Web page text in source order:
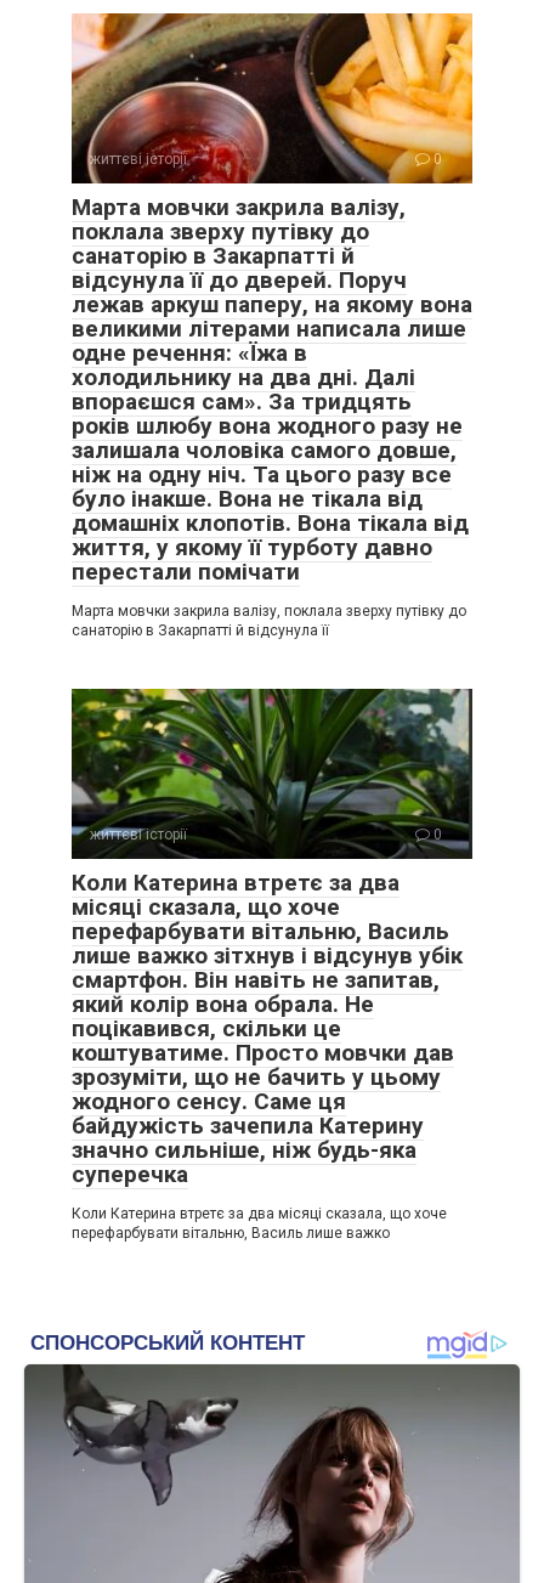
життєві історії 0
Марта мовчки закрила валізу,
поклала зверху путівку до
санаторію в Закарпатті й
відсунула її до дверей. Поруч
лежав аркуш паперу, на якому вона
великими літерами написала лише
одне речення: «Їжа в
холодильнику на два дні. Далі
впораєшся сам». За тридцять
років шлюбу вона жодного разу не
залишала чоловіка самого довше,
ніж на одну ніч. Та цього разу все
було інакше. Вона не тікала від
домашніх клопотів. Вона тікала від
життя, у якому її турботу давно
перестали помічати
Марта мовчки закрила валізу, поклала зверху путівку до
санаторію в Закарпатті й відсунула її
життєві історії 0
Коли Катерина втретє за два
місяці сказала, що хоче
перефарбувати вітальню, Василь
лише важко зітхнув і відсунув убік
смартфон. Він навіть не запитав,
який колір вона обрала. Не
поцікавився, скільки це
коштуватиме. Просто мовчки дав
зрозуміти, що не бачить у цьому
жодного сенсу. Саме ця
байдужість зачепила Катерину
значно сильніше, ніж будь-яка
суперечка
Коли Катерина втретє за два місяці сказала, що хоче
перефарбувати вітальню, Василь лише важко